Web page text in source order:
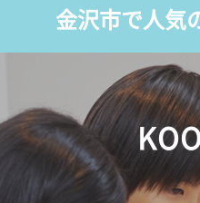
金沢市で人気